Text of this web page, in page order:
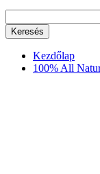
Keresés
Kezdőlap
100% All